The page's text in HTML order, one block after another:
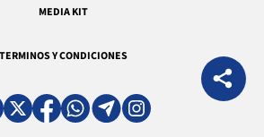
MEDIA KIT
TERMINOS Y CONDICIONES